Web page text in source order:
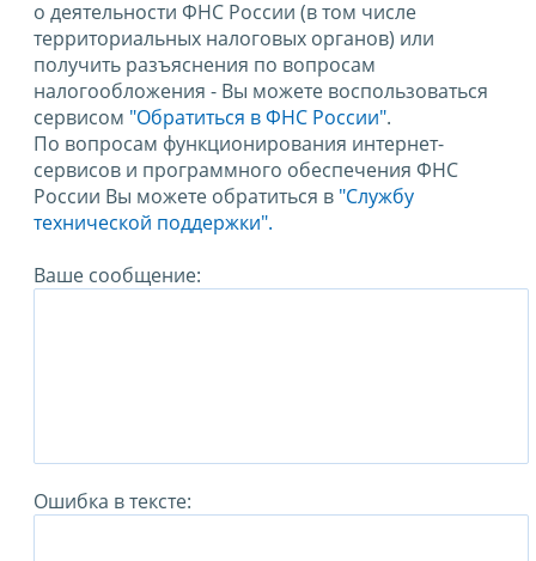
о деятельности ФНС России (в том числе
территориальных налоговых органов) или
получить разъяснения по вопросам
налогообложения - Вы можете воспользоваться
сервисом "Обратиться в ФНС России".
По вопросам функционирования интернет-
сервисов и программного обеспечения ФНС
России Вы можете обратиться в "Службу
технической поддержки".
Ваше сообщение:
Ошибка в тексте: